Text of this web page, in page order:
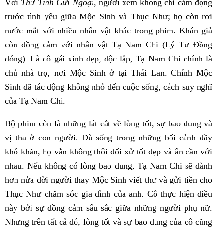
Với Thư Tình Gửi Ngoại, người xem không chỉ cảm động
trước tình yêu giữa Mộc Sinh và Thục Như; họ còn rơi
nước mắt với nhiều nhân vật khác trong phim. Khán giả
còn đồng cảm với nhân vật Tạ Nam Chi (Lý Tư Đồng
đóng). Là cô gái xinh đẹp, độc lập, Tạ Nam Chi chính là
chủ nhà trọ, nơi Mộc Sinh ở tại Thái Lan. Chính Mộc
Sinh đã tác động không nhỏ đến cuộc sống, cách suy nghĩ
của Tạ Nam Chi.
Bộ phim còn là những lát cắt về lòng tốt, sự bao dung và
vị tha ở con người. Dù sống trong những bối cảnh đầy
khó khăn, họ vẫn không thôi đối xử tốt đẹp và ân cần với
nhau. Nếu không có lòng bao dung, Tạ Nam Chi sẽ dành
hơn nửa đời người thay Mộc Sinh viết thư và gửi tiền cho
Thục Như chăm sóc gia đình của anh. Cô thực hiện điều
này bởi sự đồng cảm sâu sắc giữa những người phụ nữ.
Nhưng trên tất cả đó, lòng tốt và sự bao dung của cô cũng